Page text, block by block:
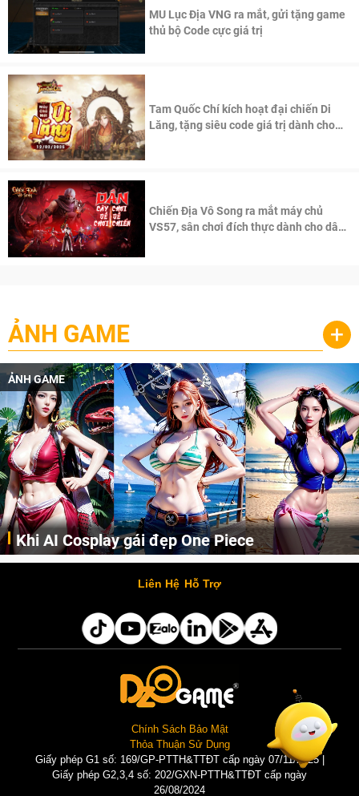
MU Lục Địa VNG ra mắt, gửi tặng game
thủ bộ Code cực giá trị
Tam Quốc Chí kích hoạt đại chiến Di
Lăng, tặng siêu code giá trị dành cho
Chiến Địa Vô Song ra mắt máy chủ
VS57, sân chơi đích thực dành cho dân
ẢNH GAME +
Cosplay gái đẹp One Piece
Những cô nàng nóng bỏng Boa Hancock, Nico Robin, Nami, Yamato hay Perona được AI vẽ lại dưới hình thức Cosplay cực kỳ chuẩn chỉnh.
ẢNH
Liên Hệ Hỗ Trợ
Chính Sách Bảo Mật
Thỏa Thuận Sử Dụng
Giấy phép G1 số: 169/GP-PTTH&TTĐT cấp ngày 07/11/2025 |
Giấy phép G2,3,4 số: 202/GXN-PTTH&TTĐT cấp ngày
26/08/2024